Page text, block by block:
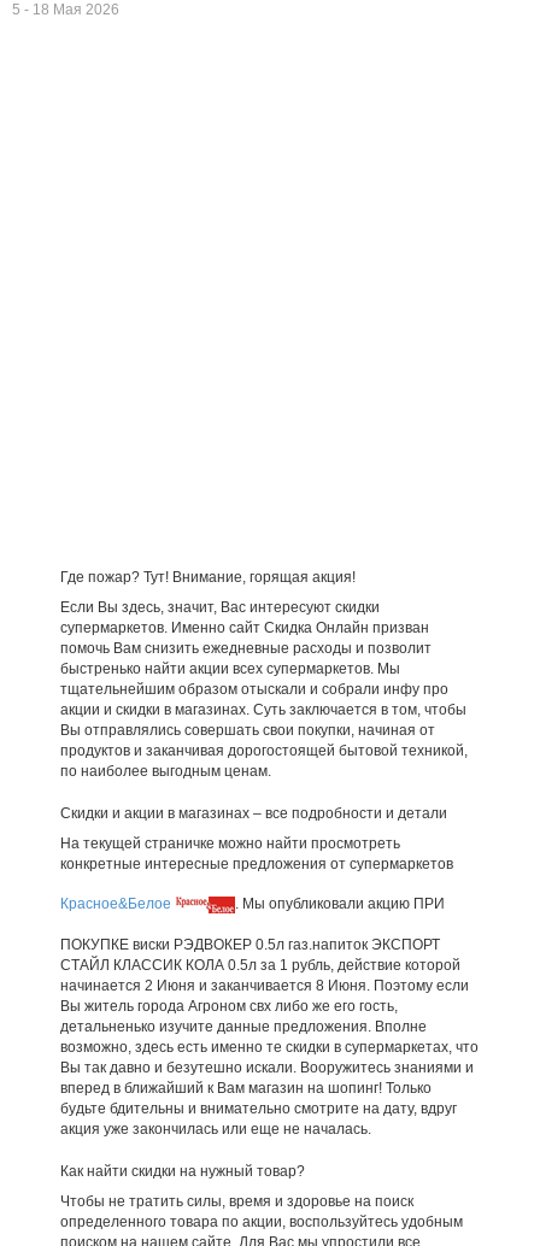
5 - 18 Мая 2026
Где пожар? Тут! Внимание, горящая акция!
Если Вы здесь, значит, Вас интересуют скидки
супермаркетов. Именно сайт Скидка Онлайн призван
помочь Вам снизить ежедневные расходы и позволит
быстренько найти акции всех супермаркетов. Мы
тщательнейшим образом отыскали и собрали инфу про
акции и скидки в магазинах. Суть заключается в том, чтобы
Вы отправлялись совершать свои покупки, начиная от
продуктов и заканчивая дорогостоящей бытовой техникой,
по наиболее выгодным ценам.
Скидки и акции в магазинах – все подробности и детали
На текущей страничке можно найти просмотреть
конкретные интересные предложения от супермаркетов
Красное&Белое . Мы опубликовали акцию ПРИ
ПОКУПКЕ виски РЭДВОКЕР 0.5л газ.напиток ЭКСПОРТ
СТАЙЛ КЛАССИК КОЛА 0.5л за 1 рубль, действие которой
начинается 2 Июня и заканчивается 8 Июня. Поэтому если
Вы житель города Агроном свх либо же его гость,
детальненько изучите данные предложения. Вполне
возможно, здесь есть именно те скидки в супермаркетах, что
Вы так давно и безутешно искали. Вооружитесь знаниями и
вперед в ближайший к Вам магазин на шопинг! Только
будьте бдительны и внимательно смотрите на дату, вдруг
акция уже закончилась или еще не началась.
Как найти скидки на нужный товар?
Чтобы не тратить силы, время и здоровье на поиск
определенного товара по акции, воспользуйтесь удобным
поиском на нашем сайте. Для Вас мы упростили все